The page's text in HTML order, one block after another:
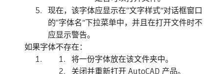
现在，该字体应显示在“文字样式”对话框窗口
的“字体名”下拉菜单中，并且在打开文件时不
应显示警告。
如果字体不存在：
将一份字体放在该文件夹中。
关闭并重新打开 AutoCAD 产品。